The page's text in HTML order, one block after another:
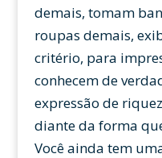
demais, tomam
roupas demais,
critério, para
conhecem de
expressão de
diante da forma
Você ainda tem